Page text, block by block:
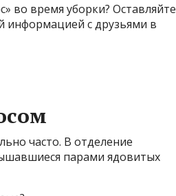
во время уборки? Оставляйте
информацией с друзьями в
часто. В отделение
парами ядовитых